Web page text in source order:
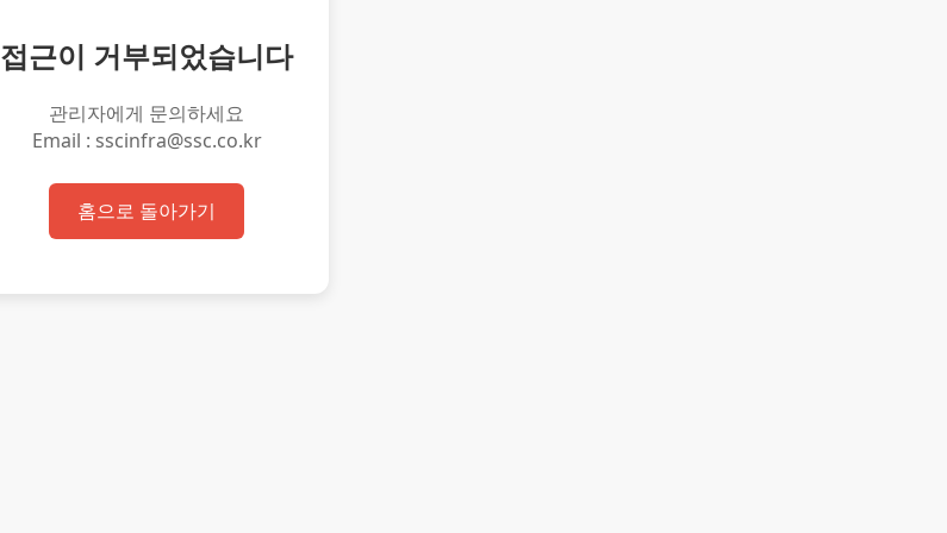
접근이 거부되었습니다
관리자에게 문의하세요
Email : sscinfra@ssc.co.kr
홈으로 돌아가기